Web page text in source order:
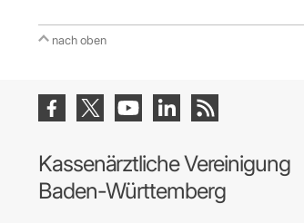
nach oben
Kassenärztliche Vereinigung
Baden-Württemberg